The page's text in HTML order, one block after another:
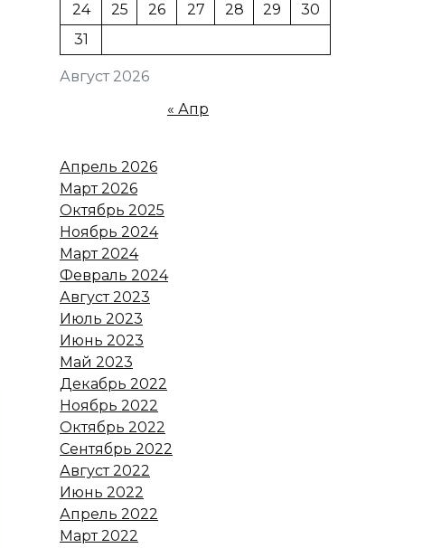
Август 2026
24
25 26 27 28 29
30
31
« Апр
Апрель 2026
Март 2026
Октябрь 2025
Ноябрь 2024
Март 2024
Февраль 2024
Август 2023
Июль 2023
Июнь 2023
Май 2023
Декабрь 2022
Ноябрь 2022
Октябрь 2022
Сентябрь 2022
Август 2022
Июнь 2022
Апрель 2022
Март 2022